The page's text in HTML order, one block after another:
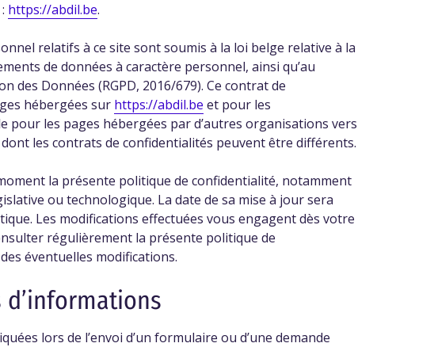
https://abdil.be.
relatifs à ce site sont soumis à la loi belge relative à la
de données à caractère personnel, ainsi qu’au
des Données (RGPD, 2016/679). Ce contrat de
hébergées sur https://abdil.be et pour les
pour les pages hébergées par d’autres organisations vers
les contrats de confidentialités peuvent être différents.
la présente politique de confidentialité, notamment
ou technologique. La date de sa mise à jour sera
Les modifications effectuées vous engagent dès votre
régulièrement la présente politique de
éventuelles modifications.
lors de l’envoi d’un formulaire ou d’une demande